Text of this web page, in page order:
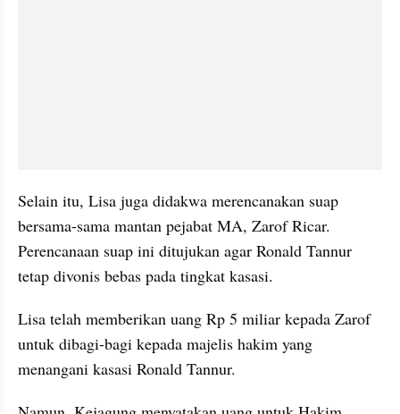
Selain itu, Lisa juga didakwa merencanakan suap
bersama-sama mantan pejabat MA, Zarof Ricar.
Perencanaan suap ini ditujukan agar Ronald Tannur
tetap divonis bebas pada tingkat kasasi.
Lisa telah memberikan uang Rp 5 miliar kepada Zarof
untuk dibagi-bagi kepada majelis hakim yang
menangani kasasi Ronald Tannur.